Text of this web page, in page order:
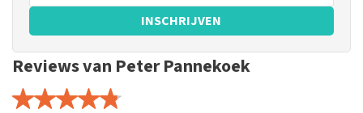
INSCHRIJVEN
Reviews van Peter Pannekoek